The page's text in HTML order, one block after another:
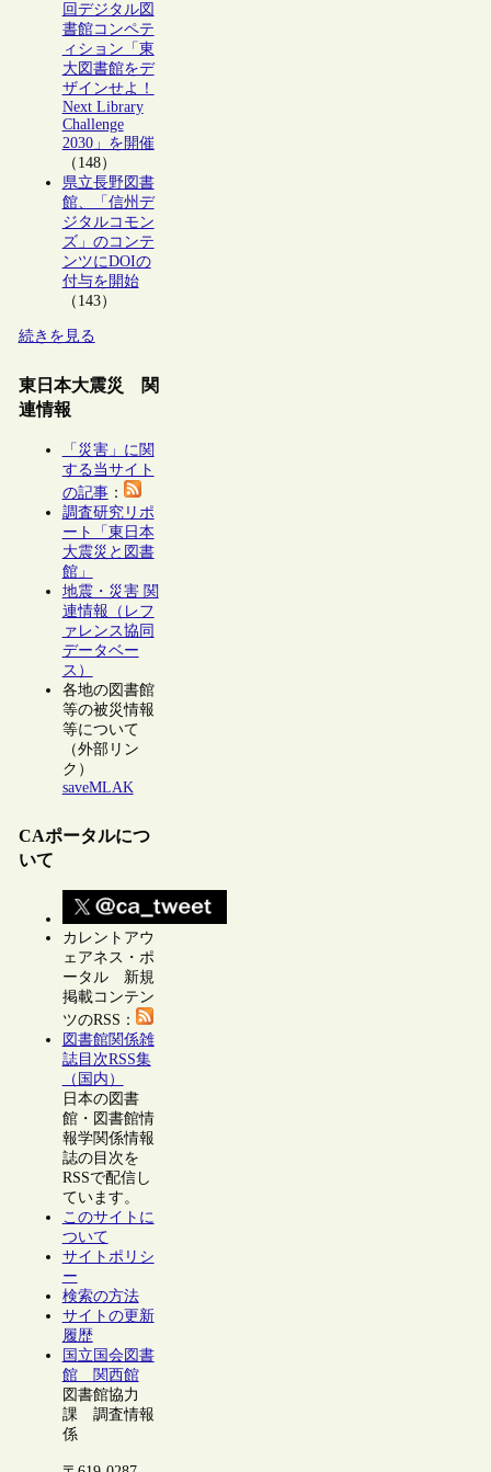
回デジタル図
書館コンペテ
ィション「東
大図書館をデ
ザインせよ！
Next Library
Challenge
2030」を開催
（148）
県立長野図書
館、「信州デ
ジタルコモン
ズ」のコンテ
ンツにDOIの
付与を開始
（143）
続きを見る
東日本大震災 関
連情報
「災害」に関
する当サイト
の記事：
調査研究リポ
ート「東日本
大震災と図書
館」
地震・災害 関
連情報（レフ
ァレンス協同
データベー
ス）
各地の図書館
等の被災情報
等について
（外部リン
ク）
saveMLAK
CAポータルにつ
いて
カレントアウ
ェアネス・ポ
ータル 新規
掲載コンテン
ツのRSS：
図書館関係雑
誌目次RSS集
（国内）
日本の図書
館・図書館情
報学関係情報
誌の目次を
RSSで配信し
ています。
このサイトに
ついて
サイトポリシ
ー
検索の方法
サイトの更新
履歴
国立国会図書
館 関西館
図書館協力
課 調査情報
係